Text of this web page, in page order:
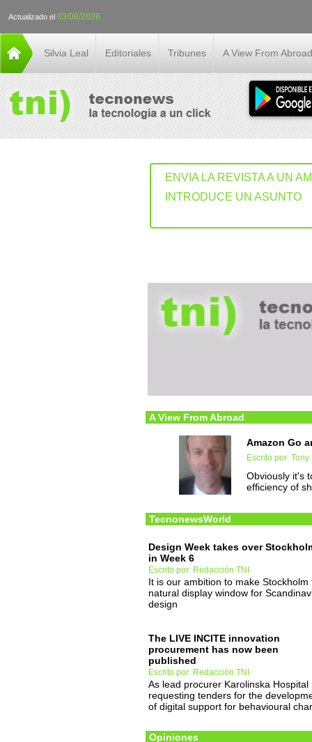
Actualizado el 03/08/2026
Silvia Leal Editoriales Tribunes A View From Abroad
ENVIA LA REVISTA A UN
INTRODUCE UN ASUNTO
A View From Abroad
Amazon Go
Escrito por:
Obviously it's
efficiency of
TecnonewsWorld
Design Week takes over
in Week 6
Escrito por: Redacción TNI
It is our ambition to make Stockholm
natural display window for
design
The LIVE INCITE innovation
procurement has now been
published
Escrito por: Redacción TNI
As lead procurer Karolinska Hospital
requesting tenders for the
of digital support for behavioural
Opiniones